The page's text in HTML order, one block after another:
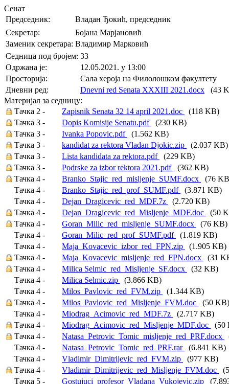
Сенат
Председник:
Владан Ђокић, председник
Секретар:
Бојана Марјановић
Заменик секретара: Владимир Марковић
Седница под бројем: 33
Oдржана je:
12.05.2021. у 13:00
Просторија:
Сала хероја на Филолошком факултету
Дневни ред:
Dnevni red Senata XXXIII 2021.docx (43
Материјал за седницу:
Тачка 2 -
Zapisnik Senata 32 14 april 2021.doc
(118 KB)
Тачка 3 -
Dopis Komisije Senatu.pdf
(230 KB)
Тачка 3 -
Ivanka Popovic.pdf
(1.562 KB)
Тачка 3 -
kandidat za rektora Vladan Djokic.zip
(2.037 KB)
Тачка 3 -
Lista kandidata za rektora.pdf
(229 KB)
Тачка 3 -
Podrske za izbor rektora 2021.pdf
(362 KB)
Тачка 4 -
Branko_Stajic_red_misljenje_SUMF.docx
(76
Тачка 4 -
Branko_Stajic_red_prof_SUMF.pdf
(3.871 KB)
Тачка 4 -
Dejan_Dragicevic_red_MDF.7z
(2.720 KB)
Тачка 4 -
Dejan_Dragicevic_red_Misljenje_MDF.doc
(50
Тачка 4 -
Goran_Milic_red_misljenje_SUMF.docx
(76 KB)
Тачка 4 -
Goran_Milic_red_prof_SUMF.pdf
(1.819 KB)
Тачка 4 -
Maja_Kovacevic_izbor_red_FPN.zip
(1.905 KB)
Тачка 4 -
Maja_Kovacevic_misljenje_red_FPN.docx
(31
Тачка 4 -
Milica Selmic_red_Misljenje_SF.docx
(32 KB)
Тачка 4 -
Milica Selmic.zip
(3.866 KB)
Тачка 4 -
Milos_Pavlovic_red_FVM.zip
(1.344 KB)
Тачка 4 -
Milos_Pavlovic_red_Misljenje_FVM.doc
(50 KB)
Тачка 4 -
Miodrag_Acimovic_red_MDF.7z
(2.717 KB)
Тачка 4 -
Miodrag_Acimovic_red_Misljenje_MDF.doc
(50
Тачка 4 -
Natasa_Petrovic_Tomic_misljenje_red_PRF.docx
Тачка 4 -
Natasa_Petrovic_Tomic_red_PRF.rar
(6.841 KB)
Тачка 4 -
Vladimir_Dimitrijevic_red_FVM.zip
(977 KB)
Тачка 4 -
Vladimir_Dimitrijevic_red_Misljenje_FVM.doc
Тачка 5 -
Gostujuci_profesor_Vladana_Vukojevic.zip